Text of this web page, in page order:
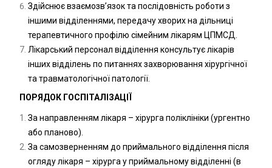
Здійснює взаємозв’язок та послідовність роботи з
іншими відділеннями, передачу хворих на дільниці
терапевтичного профілю сімейним лікарям ЦПМСД.
Лікарський персонал відділення консультує лікарів
інших відділень по питаннях захворювання хірургічної
та травматологічної патології.
ПОРЯДОК ГОСПІТАЛІЗАЦІЇ
За направленням лікаря – хірурга поліклініки (ургентно
або планово).
За самозверненням до приймального відділення після
огляду лікаря – хірурга у приймальному відділенні (в